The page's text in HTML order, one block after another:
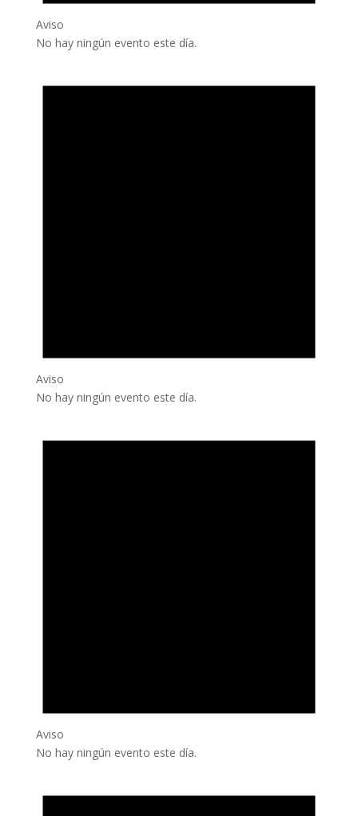
Aviso
No hay ningún evento este día.
Aviso
No hay ningún evento este día.
Aviso
No hay ningún evento este día.